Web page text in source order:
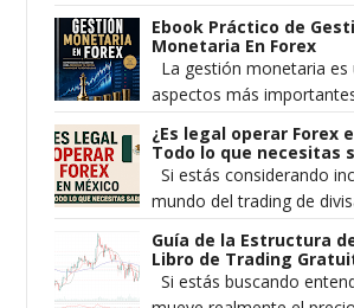
en el 2010 el cual
compañía HF Markets
Ebook Práctico de
Monetaria En Forex
La gestión monetaria es
aspectos más
trading. Es lo que separa
rentables de los que
¿Es legal operar Forex
Todo lo que necesitas
Si estás considerando
mundo del trading de
seguramente te has
legal operar Forex en
Guía de la Estructura
Libro de Trading
Si estás buscando